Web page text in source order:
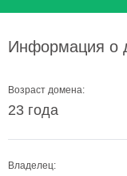
Информация о
Возраст домена:
23 года
Владелец: